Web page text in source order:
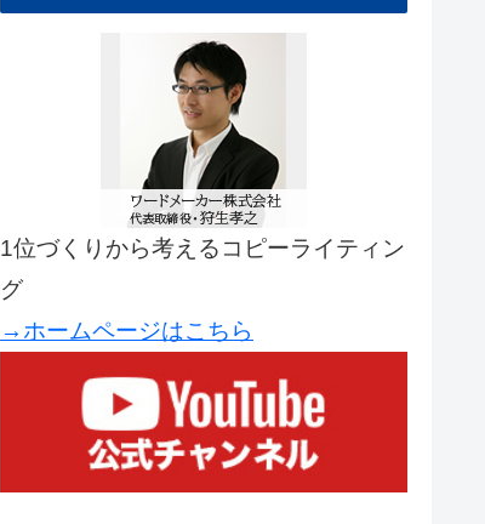
1位づくりから考えるコピーライティン
グ
→ホームページはこちら